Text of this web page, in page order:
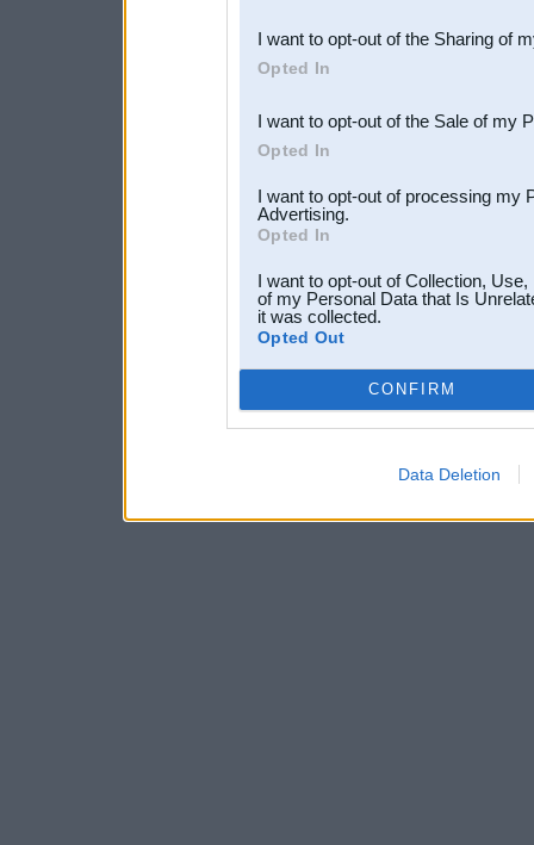
Downstream Participants
third parties.
I want to opt-out of the Sharing of
Opted In
I want to opt-out of the Sale of my
Opted In
I want to opt-out of processing my
Advertising.
Opted In
I want to opt-out of Collection,
of my Personal Data that Is
it was collected.
Opted Out
CONFIRM
Data Deletion